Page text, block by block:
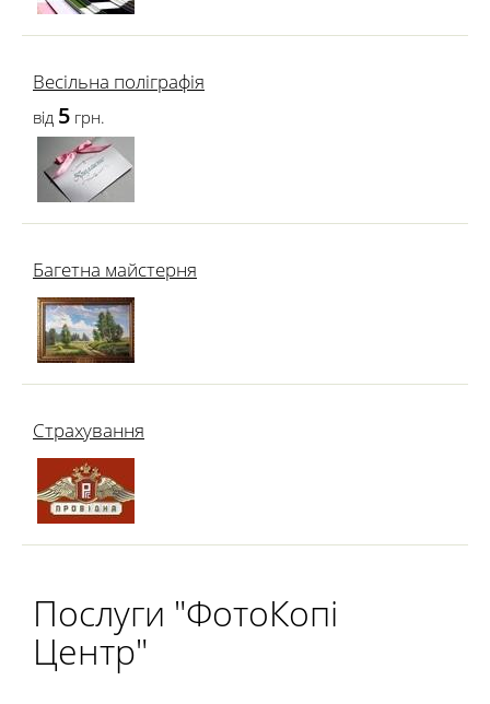
Весільна поліграфія
від 5 грн.
Багетна майстерня
Страхування
Послуги "ФотоКопі
Центр"